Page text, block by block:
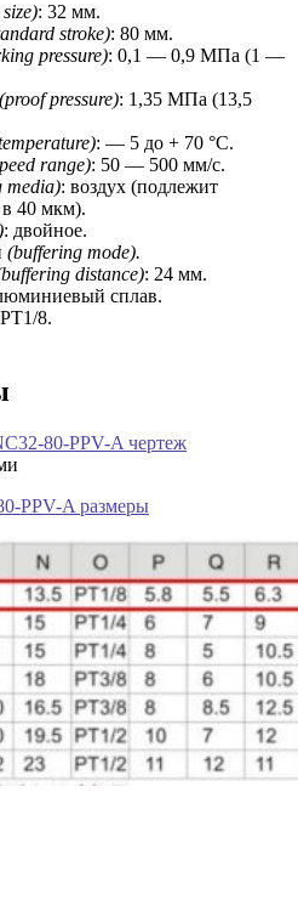
: 32 мм.
stroke): 80 мм.
pressure): 0,1 — 0,9 МПа (1 —
(proof pressure): 1,35 МПа (13,5
: — 5 до + 70 °C.
range): 50 — 500 мм/с.
media): воздух (подлежит
40 мкм).
: двойное.
(buffering mode).
distance): 24 мм.
сплав.
8.